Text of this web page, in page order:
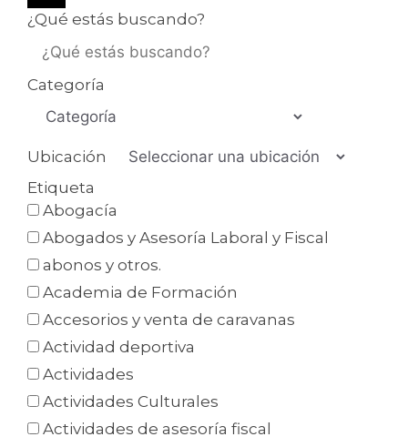
¿Qué estás buscando?
Categoría
Ubicación
Etiqueta
Abogacía
Abogados y Asesoría Laboral y Fiscal
abonos y otros.
Academia de Formación
Accesorios y venta de caravanas
Actividad deportiva
Actividades
Actividades Culturales
Actividades de asesoría fiscal